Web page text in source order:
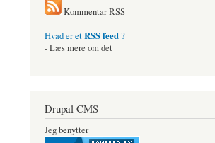
Kommentar RSS
Hvad er etRSS feed ?
- Læs mere om det
Drupal CMS
Jeg benytter